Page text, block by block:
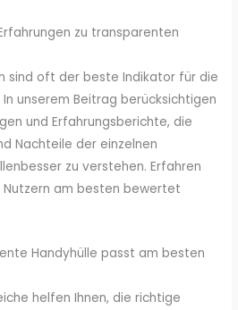
zu transparenten
sind oft der beste Indikator für die
unserem Beitrag berücksichtigen
und Erfahrungsberichte, die
Nachteile der einzelnen
zu verstehen. Erfahren
Nutzern am besten bewertet
Handyhülle passt am besten
helfen Ihnen, die richtige